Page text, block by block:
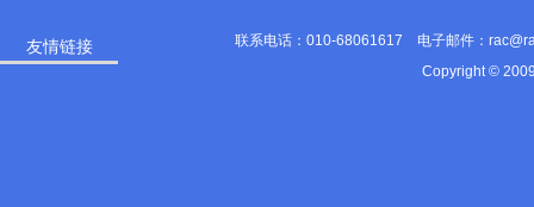
友情链接
联系电话：010-68061617 电子邮件：
Copyright ©